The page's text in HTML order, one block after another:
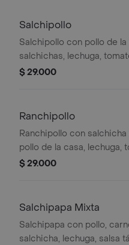
Salchipollo
Salchipollo con pollo de la
salchichas, lechuga,
tártara y rosada, queso
$ 29.000
Ranchipollo
Ranchipollo con salchicha
pollo de la casa, lechuga,
salsas tártara y rosada,
$ 29.000
Salchipapa Mixta
Salchipapa con pollo,
salchicha, lechuga, salsa